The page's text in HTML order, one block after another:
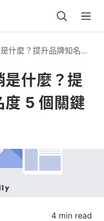
什麼？提升品牌知名度
是什麼？提
度 5 個關鍵
4 min read